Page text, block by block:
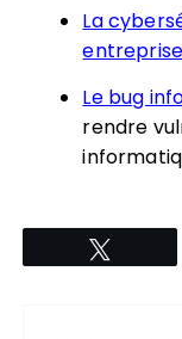
La
Le bug
rendre